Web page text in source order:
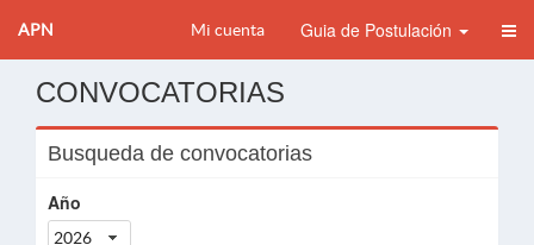
APN Mi cuenta Guia de Postulación
CONVOCATORIAS
Busqueda de convocatorias
Año
2026